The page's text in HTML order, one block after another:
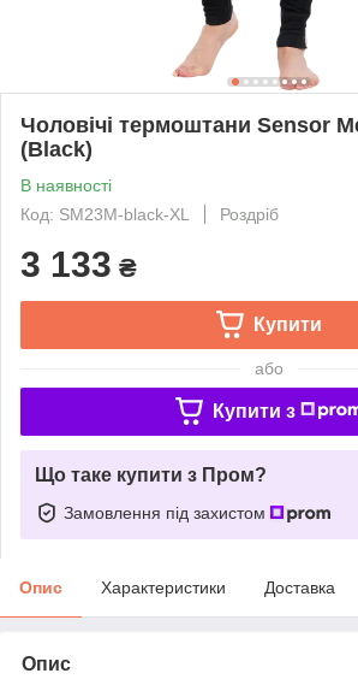
Чоловічі термоштани Sensor
(Black)
В наявності
Код: SM23M-black-XL
Роздріб
3 133 ₴
Купити
або
Купити з
Що таке купити з Пром?
Замовлення під захистом
Опис Характеристики Доставка
Опис